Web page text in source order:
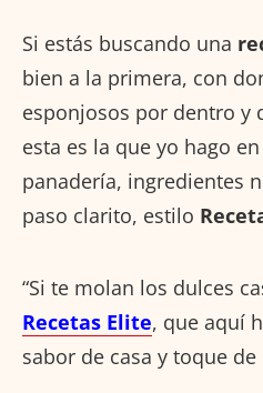
Si estás buscando una
bien a la primera, con
esponjosos por dentro y
esta es la que yo hago
panadería, ingredientes
paso clarito, estilo
“Si te molan los dulces
Recetas Elite, que aquí
sabor de casa y toque de